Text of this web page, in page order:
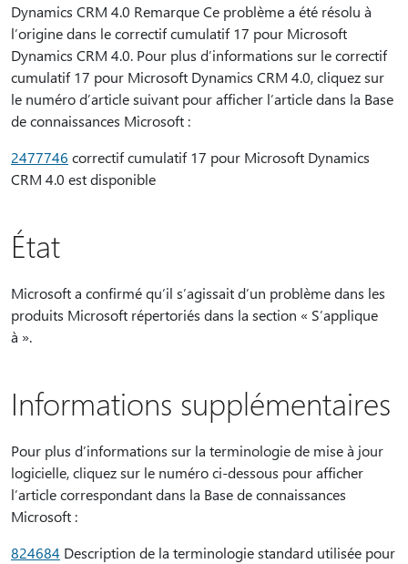
Dynamics CRM 4.0 Remarque Ce problème a été résolu à
l’origine dans le correctif cumulatif 17 pour Microsoft
Dynamics CRM 4.0. Pour plus d’informations sur le correctif
cumulatif 17 pour Microsoft Dynamics CRM 4.0, cliquez sur
le numéro d’article suivant pour afficher l’article dans la Base
de connaissances Microsoft :
2477746 correctif cumulatif 17 pour Microsoft Dynamics
CRM 4.0 est disponible
État
Microsoft a confirmé qu’il s’agissait d’un problème dans les
produits Microsoft répertoriés dans la section « S’applique
à ».
Informations supplémentaires
Pour plus d’informations sur la terminologie de mise à jour
logicielle, cliquez sur le numéro ci-dessous pour afficher
l’article correspondant dans la Base de connaissances
Microsoft :
824684 Description de la terminologie standard utilisée pour